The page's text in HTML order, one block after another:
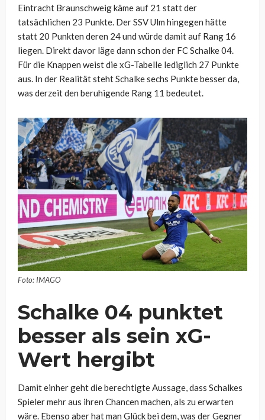
Eintracht Braunschweig käme auf 21 statt der
tatsächlichen 23 Punkte. Der SSV Ulm hingegen hätte
statt 20 Punkten deren 24 und würde damit auf Rang 16
liegen. Direkt davor läge dann schon der FC Schalke 04.
Für die Knappen weist die xG-Tabelle lediglich 27 Punkte
aus. In der Realität steht Schalke sechs Punkte besser da,
was derzeit den beruhigende Rang 11 bedeutet.
Foto: IMAGO
Schalke 04 punktet
besser als sein xG-
Wert hergibt
Damit einher geht die berechtigte Aussage, dass Schalkes
Spieler mehr aus ihren Chancen machen, als zu erwarten
wäre. Ebenso aber hat man Glück bei dem, was der Gegner